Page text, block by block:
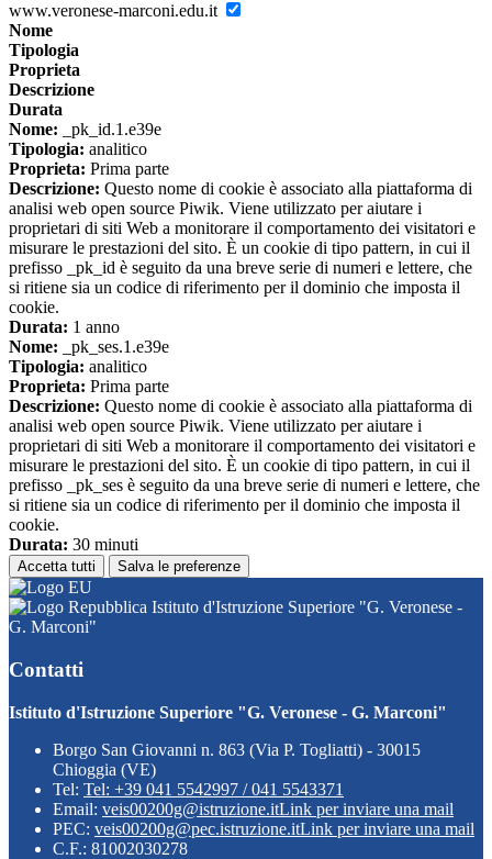
www.veronese-marconi.edu.it
Nome
Tipologia
Proprieta
Descrizione
Durata
Nome: _pk_id.1.e39e
Tipologia: analitico
Proprieta: Prima parte
Descrizione: Questo nome di cookie è associato alla piattaforma di
analisi web open source Piwik. Viene utilizzato per aiutare i
proprietari di siti Web a monitorare il comportamento dei visitatori e
misurare le prestazioni del sito. È un cookie di tipo pattern, in cui il
prefisso _pk_id è seguito da una breve serie di numeri e lettere, che
si ritiene sia un codice di riferimento per il dominio che imposta il
cookie.
Durata: 1 anno
Nome: _pk_ses.1.e39e
Tipologia: analitico
Proprieta: Prima parte
Descrizione: Questo nome di cookie è associato alla piattaforma di
analisi web open source Piwik. Viene utilizzato per aiutare i
proprietari di siti Web a monitorare il comportamento dei visitatori e
misurare le prestazioni del sito. È un cookie di tipo pattern, in cui il
prefisso _pk_ses è seguito da una breve serie di numeri e lettere, che
si ritiene sia un codice di riferimento per il dominio che imposta il
cookie.
Durata: 30 minuti
Accetta tutti Salva le preferenze
Istituto d'Istruzione Superiore "G. Veronese -
G. Marconi"
Contatti
Istituto d'Istruzione Superiore "G. Veronese - G. Marconi"
Borgo San Giovanni n. 863 (Via P. Togliatti) - 30015
Chioggia (VE)
Tel: Tel: +39 041 5542997 / 041 5543371
Email: veis00200g@istruzione.itLink per inviare una mail
PEC: veis00200g@pec.istruzione.itLink per inviare una mail
C.F.: 81002030278